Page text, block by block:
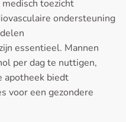
toezicht
ondersteuning
essentieel. Mannen
per dag te nuttigen,
apotheek biedt
voor een gezondere